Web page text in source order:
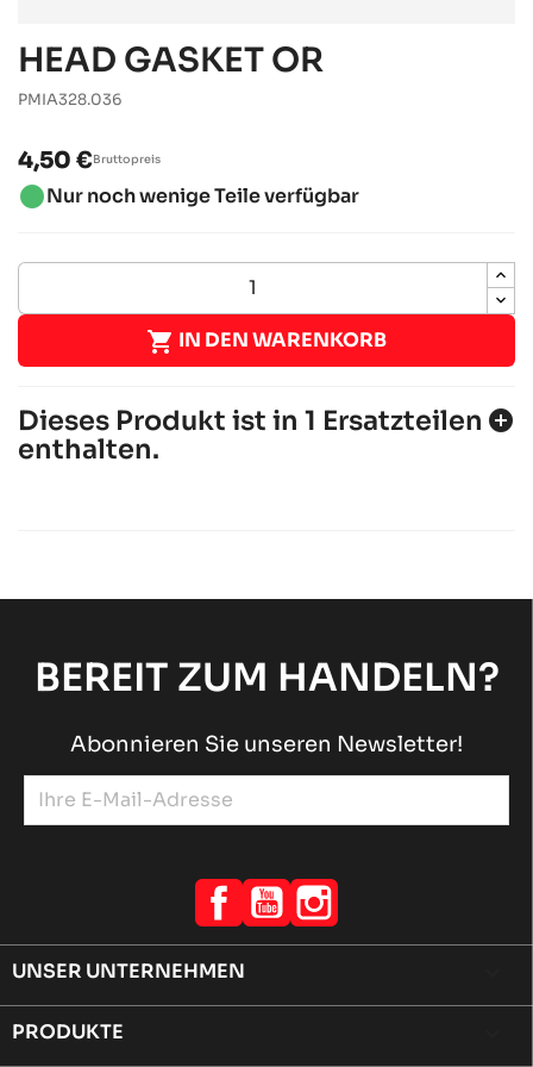
HEAD GASKET OR
PMIA328.036
4,50 €Bruttopreis
brightness_1Nur noch wenige Teile verfügbar
 IN DEN WARENKORB
Dieses Produkt ist in 1 Ersatzteilen
enthalten.
add_circle
BEREIT ZUM HANDELN?
Abonnieren Sie unseren Newsletter!
Facebook
YouTube
UNSER UNTERNEHMEN
PRODUKTE